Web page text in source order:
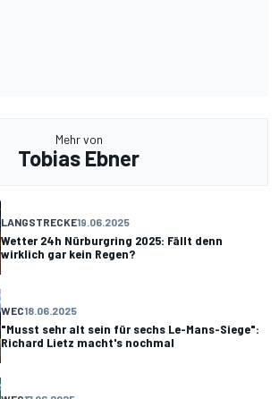
Mehr von
Tobias Ebner
LANGSTRECKE19.06.2025
Wetter 24h Nürburgring 2025: Fällt denn
wirklich gar kein Regen?
WEC18.06.2025
"Musst sehr alt sein für sechs Le-Mans-Siege":
Richard Lietz macht's nochmal